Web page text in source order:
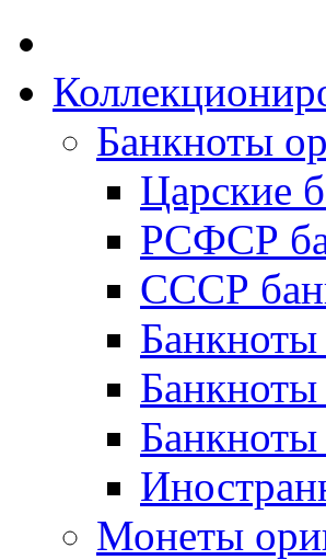
Банкноты
Царские
РСФСР
CССР
Монеты